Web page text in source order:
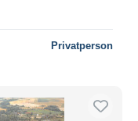
Privatperson